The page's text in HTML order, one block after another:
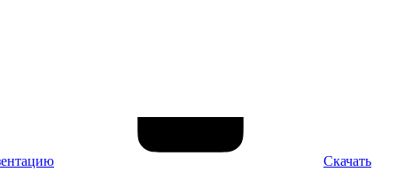
Скачать